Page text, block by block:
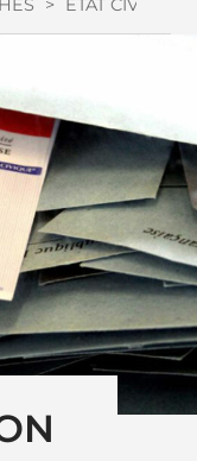
> ETAT CIVIL